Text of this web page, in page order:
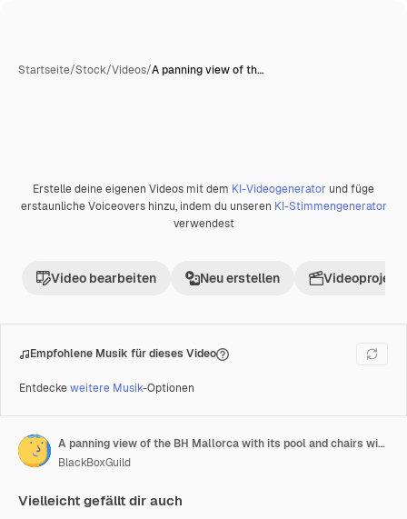
Startseite/Stock/Videos/A panning view of th…
Premium
Erstelle deine eigenen Videos mit dem KI-Videogenerator und füge
erstaunliche Voiceovers hinzu, indem du unseren KI-Stimmengenerator
verwendest
Video bearbeiten Neu erstellen Videoprojekt
Empfohlene Musik für dieses Video
Entdeckeweitere Musik-Optionen
A panning view of the BH Mallorca with its pool and chairs with no people is the place to stay and be seen in MAGALUF, the party capital of the World
BlackBoxGuild
Vielleicht gefällt dir auch